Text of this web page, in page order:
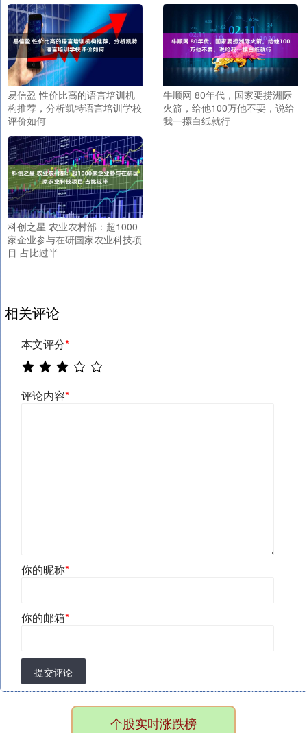
易信盈 性价比高的语言培训机
构推荐，分析凯特语言培训学校
评价如何
牛顺网 80年代，国家要捞洲际
火箭，给他100万他不要，说给
我一摞白纸就行
科创之星 农业农村部：超1000
家企业参与在研国家农业科技项
目 占比过半
相关评论
本文评分*
评论内容*
你的昵称*
你的邮箱*
提交评论
个股实时涨跌榜